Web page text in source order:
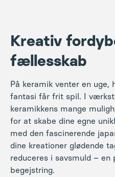
Kreativ
fællesskab
På keramik venter en uge,
fantasi får frit spil. I
keramikkens mange
for at skabe dine egne
med den fascinerende
dine kreationer glødende
reduceres i savsmuld –
begejstring.